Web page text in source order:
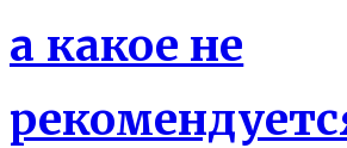
а какое не